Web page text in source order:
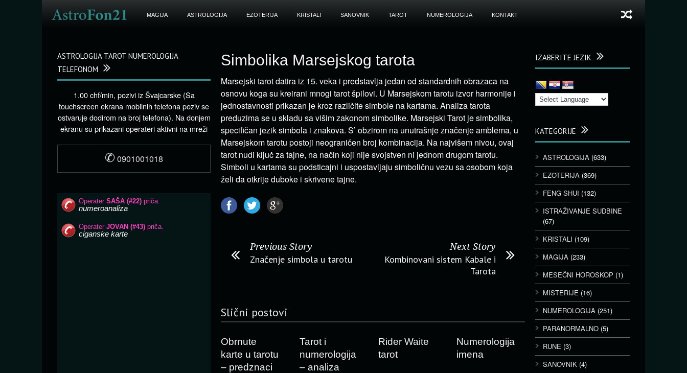
MAGIJA ASTROLOGIJA EZOTERIJA KRISTALI SANOVNIK TAROT NUMEROLOGIJA KONTAKT
Simbolika Marsejskog tarota
Marsejski tarot datira iz 15. veka i predstavlja jedan od standardnih obrazaca na
osnovu koga su kreirani mnogi tarot špilovi. U Marsejskom tarotu izvor harmonije i
jednostavnosti prikazan je kroz različite simbole na kartama. Analiza tarota
preduzima se u skladu sa višim zakonom simbolike. Marsejski Tarot je simbolika,
specifičan jezik simbola i znakova. S’ obzirom na unutrašnje značenje amblema, u
Marsejskom tarotu postoji neograničen broj kombinacija. Na najvišem nivou, ovaj
tarot nudi ključ za tajne, na način koji nije svojstven ni jednom drugom tarotu.
Simboli u kartama su podsticajni i uspostavljaju simboličnu vezu sa osobom koja
želi da otkrije duboke i skrivene tajne.
Previous Story
Značenje simbola u tarotu
Next Story
Kombinovani sistem Kabale i
Tarota
Slični postovi
Obrnute
karte u tarotu
– predznaci
Tarot i
numerologija
– analiza
Rider Waite
tarot
Numerologija
imena
IZABERITE JEZIK
KATEGORIJE
ASTROLOGIJA (633)
EZOTERIJA (369)
FENG SHUI (132)
ISTRAŽIVANJE SUDBINE
(67)
KRISTALI (109)
MAGIJA (233)
MESEČNI HOROSKOP (1)
MISTERIJE (16)
NUMEROLOGIJA (251)
PARANORMALNO (5)
RUNE (3)
SANOVNIK (4)
ASTROLOGIJA TAROT NUMEROLOGIJA
TELEFONOM
1.00 chf/min, pozivi iz Švajcarske (Sa
touchscreen ekrana mobilnih telefona poziv se
ostvaruje dodirom na broj telefona). Na donjem
ekranu su prikazani operateri aktivni na mreži
✆ 0901001018